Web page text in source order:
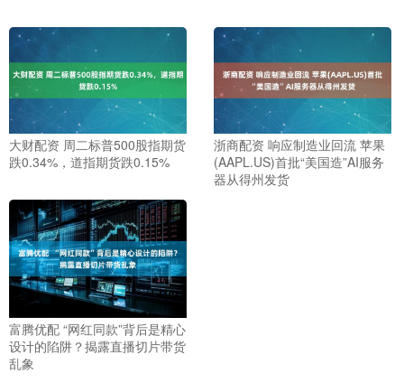
大财配资 周二标普500股指期货
跌0.34%，道指期货跌0.15%
浙商配资 响应制造业回流 苹果
(AAPL.US)首批“美国造”AI服务
器从得州发货
富腾优配 “网红同款”背后是精心
设计的陷阱？揭露直播切片带货
乱象